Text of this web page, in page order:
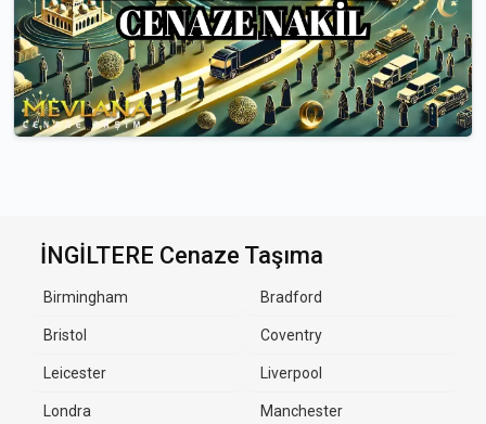
İNGİLTERE Cenaze Taşıma
Birmingham Bradford
Bristol Coventry
Leicester Liverpool
Londra Manchester